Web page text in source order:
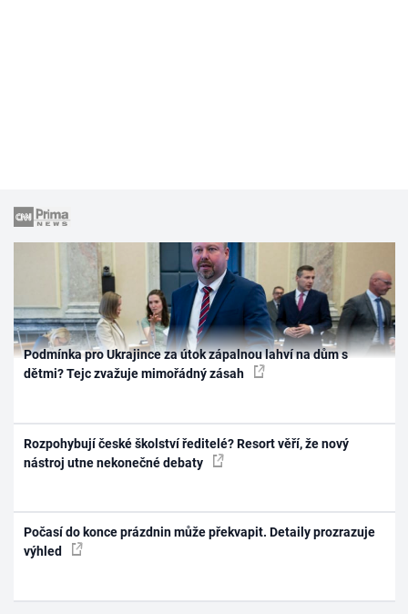
Podmínka pro Ukrajince za útok zápalnou lahví na dům s
dětmi? Tejc zvažuje mimořádný zásah
Rozpohybují české školství ředitelé? Resort věří, že nový
nástroj utne nekonečné debaty
Počasí do konce prázdnin může překvapit. Detaily prozrazuje
výhled